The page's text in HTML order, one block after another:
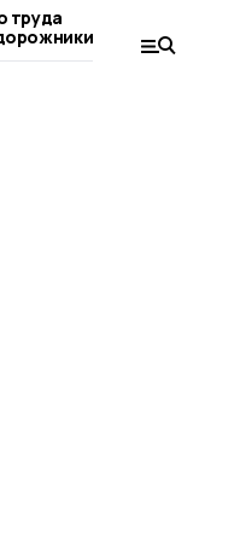
труда
лагерь
родители